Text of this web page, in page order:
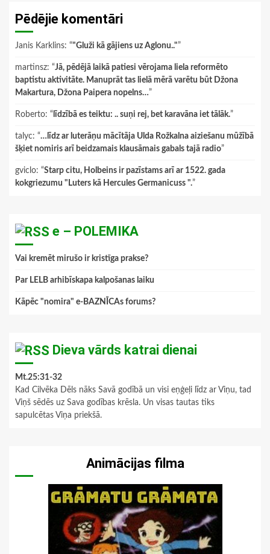
Pēdējie komentāri
Janis Karklins: “"Gluži kā gājiens uz Aglonu.."”
martinsz: “Jā, pēdējā laikā patiesi vērojama liela reformēto
baptistu aktivitāte. Manuprāt tas lielā mērā varētu būt Džona
Makartura, Džona Paipera nopelns…”
Roberto: “ līdzībā es teiktu: .. suņi rej, bet karavāna iet tālāk.”
talyc: “…līdz ar luterāņu mācītāja Ulda Rožkalna aiziešanu mūžībā
šķiet nomiris arī beidzamais klausāmais gabals tajā radio”
gviclo: “Starp citu, Holbeins ir pazīstams arī ar 1522. gada
kokgriezumu "Luters kā Hercules Germanicuss ".”
e – POLEMIKA
Vai kremēt mirušo ir kristīga prakse?
Par LELB arhibīskapa kalpošanas laiku
Kāpēc "nomira" e-BAZNĪCAs forums?
Dieva vārds katrai dienai
Mt.25:31-32
Kad Cilvēka Dēls nāks Savā godībā un visi eņģeļi līdz ar Viņu, tad
Viņš sēdēs uz Sava godības krēsla. Un visas tautas tiks
sapulcētas Viņa priekšā.
Animācijas filma